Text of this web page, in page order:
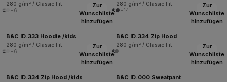
280 g/m² / Classic Fit
+6
280 g/m² / Classic Fit
+14
Zur
Wunschliste
hinzufügen
B&C ID.333 Hoodie /kids
280 g/m² / Classic Fit
+6
Zur
Wunschliste
hinzufügen
B&C ID.334 Zip Hood
280 g/m² / Classic Fit
Zur
Wunschliste
hinzufügen
B&C ID.334 Zip Hood /kids
Zur
Wunschliste
hinzufügen
B&C ID.000 Sweatpant